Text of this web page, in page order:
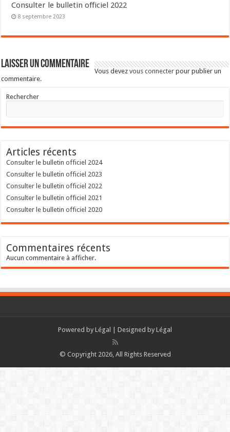
Consulter le bulletin officiel 2022
8 septembre 2023
Laisser un commentaire
Vous devezvous connecter pour publier un
commentaire.
Rechercher
Articles récents
Consulter le bulletin officiel 2024
Consulter le bulletin officiel 2023
Consulter le bulletin officiel 2022
Consulter le bulletin officiel 2021
Consulter le bulletin officiel 2020
Commentaires récents
Aucun commentaire à afficher.
Powered by Légal | Designed by Légal
© Copyright 2026, All Rights Reserved